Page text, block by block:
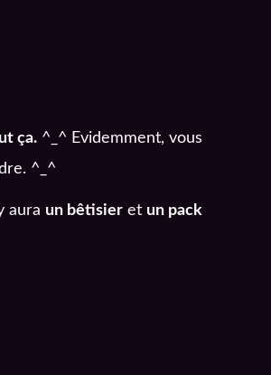
ça. ^_^ Evidemment, vous
^_^
aura un bêtisier et un pack